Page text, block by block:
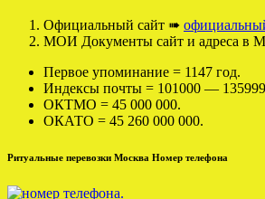
Официальный сайт ➠
МОИ Документы сайт и адреса в
Первое упоминание = 1147 год.
Индексы почты = 101000 —
ОКТМО = 45 000 000.
ОКАТО = 45 260 000 000.
Ритуальные перевозки Москва Номер телефона